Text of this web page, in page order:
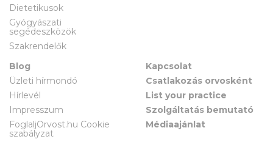
Dietetikusok
Gyógyászati
segédeszközök
Szakrendelők
Blog
Üzleti hírmondó
Hírlevél
Impresszum
FoglaljOrvost.hu Cookie
szabályzat
Kapcsolat
Csatlakozás orvosként
List your practice
Szolgáltatás bemutató
Médiaajánlat